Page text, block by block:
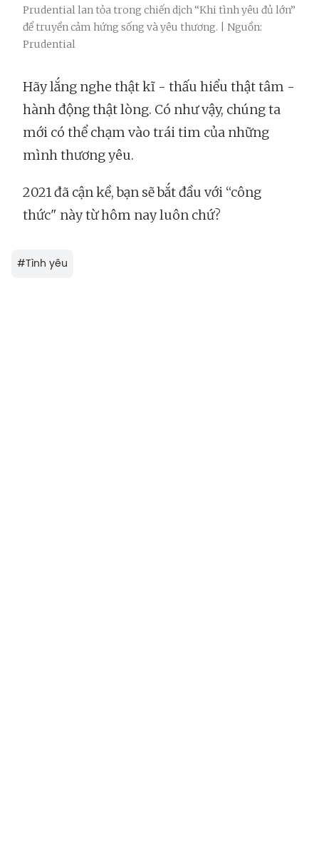
Prudential lan tỏa trong chiến dịch “Khi tình yêu đủ lớn”
để truyền cảm hứng sống và yêu thương. | Nguồn:
Prudential
Hãy lắng nghe thật kĩ - thấu hiểu thật tâm -
hành động thật lòng. Có như vậy, chúng ta
mới có thể chạm vào trái tim của những
mình thương yêu.
2021 đã cận kề, bạn sẽ bắt đầu với “công
thức" này từ hôm nay luôn chứ?
#Tình yêu